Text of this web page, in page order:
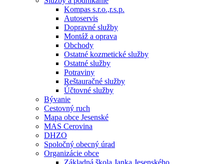
Kompas s.r.o.,r.s.p.
Autoservis
Dopravné služby
Montáž a oprava
Obchody
Ostatné kozmetické služby
Ostatné služby
Potraviny
Reštauračné služby
Účtovné služby
Bývanie
Cestovný ruch
Mapa obce Jesenské
MAS Cerovina
DHZO
Spoločný obecný úrad
Organizácie obce
Základná škola Janka Jesenského